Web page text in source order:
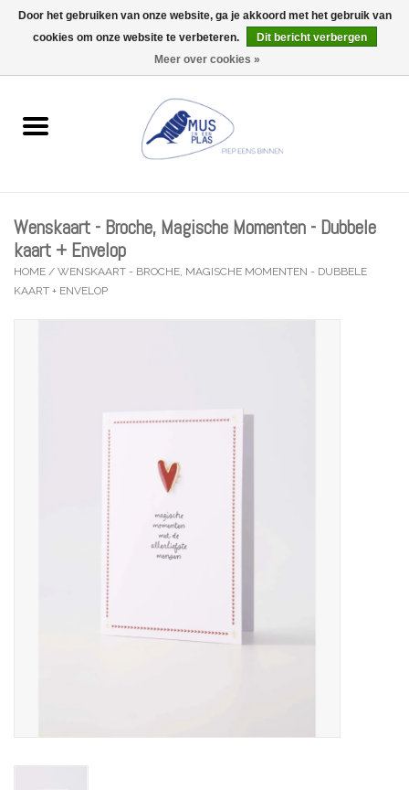
0 Artikelen - €0,00
Wenskaarten
Lifestyle
Kleine gelukjes
Wenskaart - Broche, Magische Momenten - Dubbele
kaart + Envelop
HOME / WENSKAART - BROCHE, MAGISCHE MOMENTEN - DUBBELE
KAART + ENVELOP
Door het gebruiken van onze website, ga je akkoord met het gebruik van
cookies om onze website te verbeteren.
Dit bericht verbergen
Meer over cookies »
Wij zijn uitzonderlijk gesloten op Do 13/08